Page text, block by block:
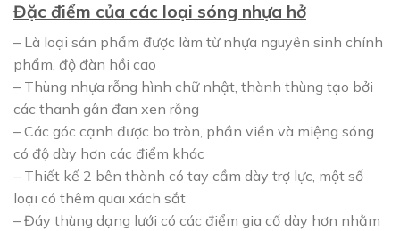
Đặc điểm của các loại sóng nhựa hở
– Là loại sản phẩm được làm từ nhựa nguyên sinh chính
phẩm, độ đàn hồi cao
– Thùng nhựa rỗng hình chữ nhật, thành thùng tạo bởi
các thanh gân đan xen rỗng
– Các góc cạnh được bo tròn, phần viền và miệng sóng
có độ dày hơn các điểm khác
– Thiết kế 2 bên thành có tay cầm dày trợ lực, một số
loại có thêm quai xách sắt
– Đáy thùng dạng lưới có các điểm gia cố dày hơn nhằm